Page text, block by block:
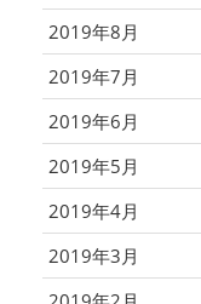
2019年8月
2019年7月
2019年6月
2019年5月
2019年4月
2019年3月